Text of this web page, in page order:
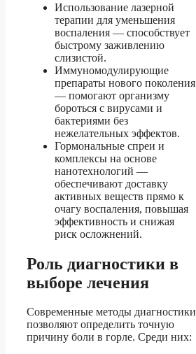
Использование лазерной
терапии для уменьшения
воспаления — способствует
быстрому заживлению
слизистой.
Иммуномодулирующие
препараты нового поколения
— помогают организму
бороться с вирусами и
бактериями без
нежелательных эффектов.
Гормональные спреи и
комплексы на основе
нанотехнологий —
обеспечивают доставку
активных веществ прямо к
очагу воспаления, повышая
эффективность и снижая
риск осложнений.
Роль диагностики в
выборе лечения
Современные методы диагностики
позволяют определить точную
причину боли в горле. Среди них: